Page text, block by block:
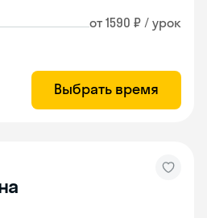
от 1590 ₽ / урок
Выбрать время